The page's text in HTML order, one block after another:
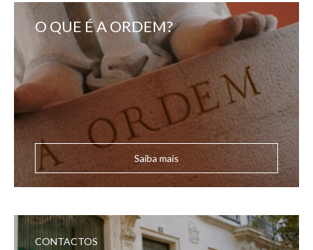
O QUE É A ORDEM?
Saiba mais
CONTACTOS